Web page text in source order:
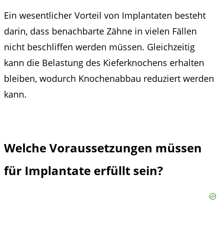
Ein wesentlicher Vorteil von Implantaten besteht
darin, dass benachbarte Zähne in vielen Fällen
nicht beschliffen werden müssen. Gleichzeitig
kann die Belastung des Kieferknochens erhalten
bleiben, wodurch Knochenabbau reduziert werden
kann.
Welche Voraussetzungen müssen
für Implantate erfüllt sein?